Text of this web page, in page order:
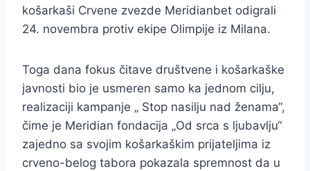
košarkaši Crvene zvezde Meridianbet odigrali
24. novembra protiv ekipe Olimpije iz Milana.
Toga dana fokus čitave društvene i košarkaške
javnosti bio je usmeren samo ka jednom cilju,
realizaciji kampanje „ Stop nasilju nad ženama“,
čime je Meridian fondacija „Od srca s ljubavlju“
zajedno sa svojim košarkaškim prijateljima iz
crveno-belog tabora pokazala spremnost da u